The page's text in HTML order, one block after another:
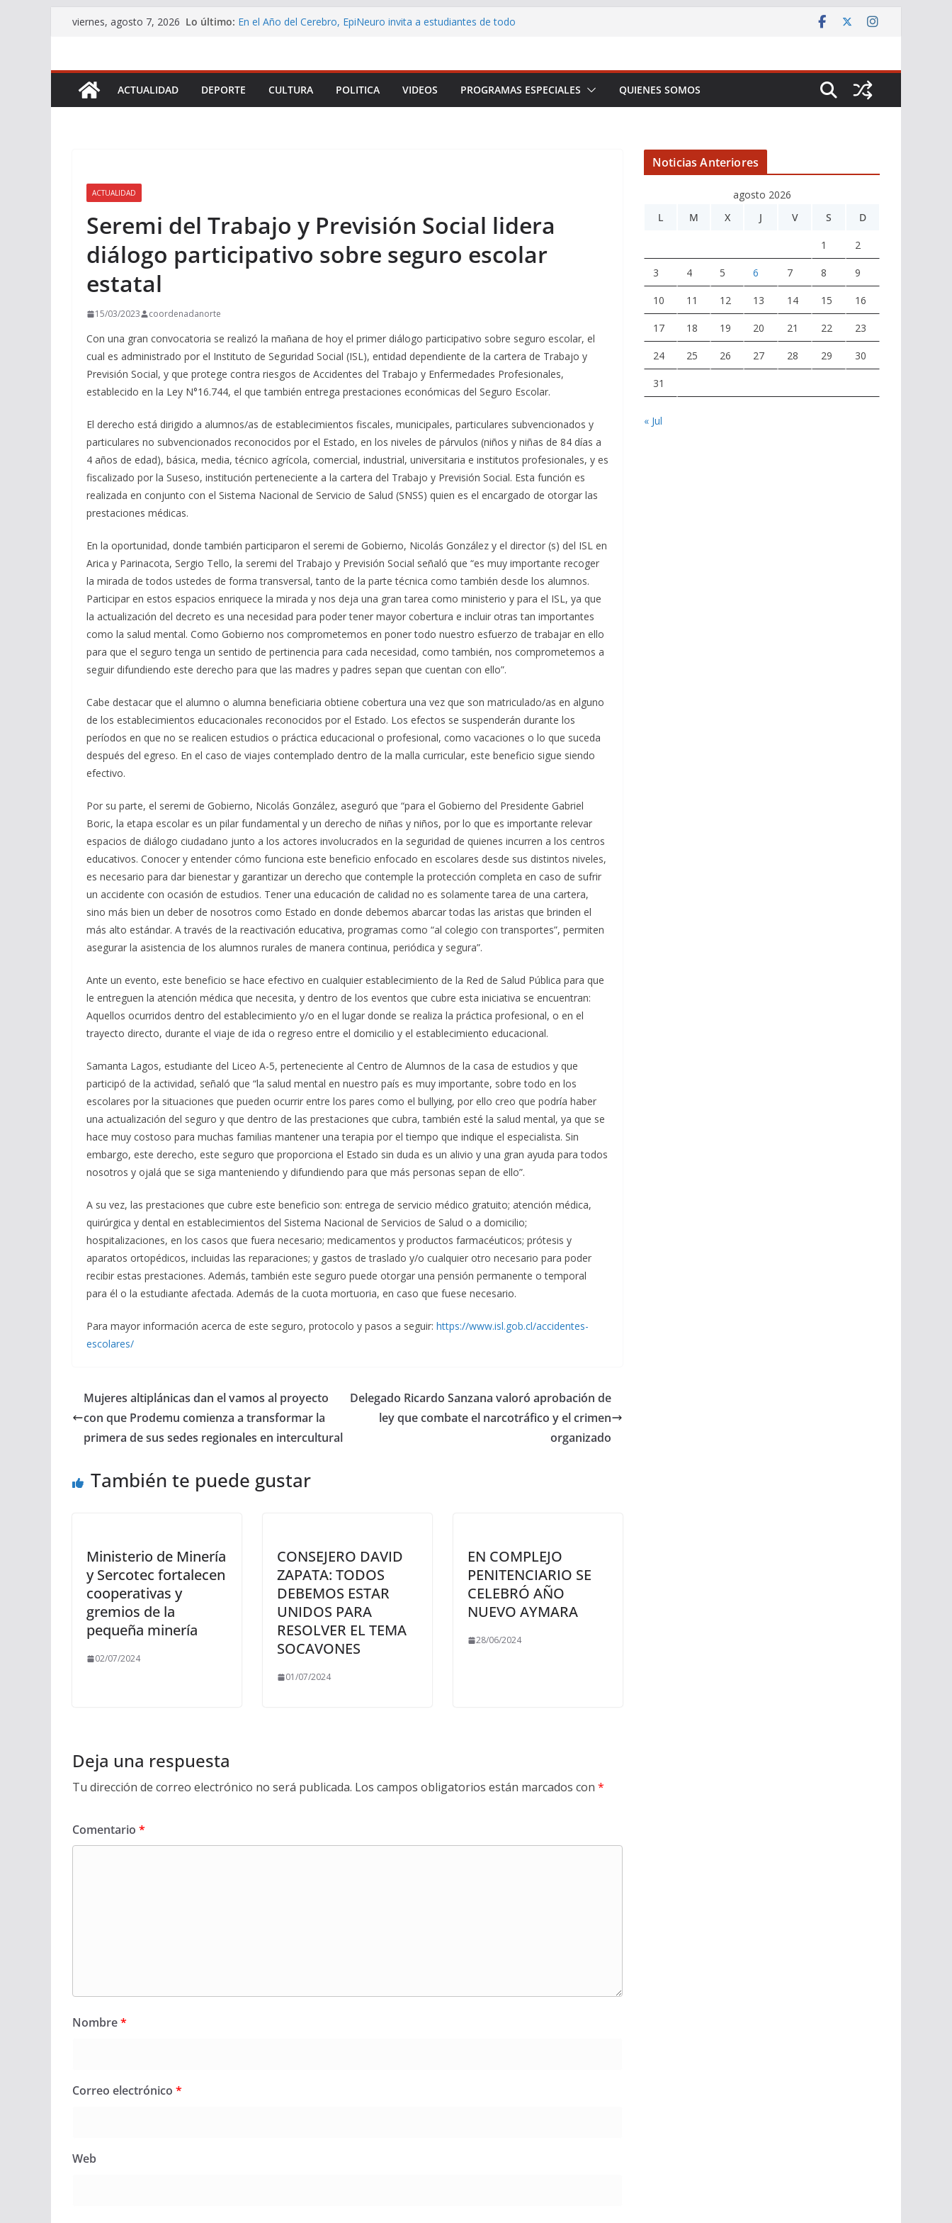
Saltarviernes, agosto 7, 2026 Lo último: En el Año del Cerebro, EpiNeuro invita a estudiantes de todo
Servicio de Salud Arica y Parinacota realizó feria para
promover los beneficios de la lactancia materna
ACTUALIDAD DEPORTE CULTURA POLITICA VIDEOS PROGRAMAS ESPECIALES QUIENES SOMOS
ACTUALIDAD
Seremi del Trabajo y Previsión Social lidera
diálogo participativo sobre seguro escolar
estatal
15/03/2023 coordenadanorte
Con una gran convocatoria se realizó la mañana de hoy el primer diálogo participativo sobre seguro escolar, el
cual es administrado por el Instituto de Seguridad Social (ISL), entidad dependiente de la cartera de Trabajo y
Previsión Social, y que protege contra riesgos de Accidentes del Trabajo y Enfermedades Profesionales,
establecido en la Ley N°16.744, el que también entrega prestaciones económicas del Seguro Escolar.
El derecho está dirigido a alumnos/as de establecimientos fiscales, municipales, particulares subvencionados y
particulares no subvencionados reconocidos por el Estado, en los niveles de párvulos (niños y niñas de 84 días a
4 años de edad), básica, media, técnico agrícola, comercial, industrial, universitaria e institutos profesionales, y es
fiscalizado por la Suseso, institución perteneciente a la cartera del Trabajo y Previsión Social. Esta función es
realizada en conjunto con el Sistema Nacional de Servicio de Salud (SNSS) quien es el encargado de otorgar las
prestaciones médicas.
En la oportunidad, donde también participaron el seremi de Gobierno, Nicolás González y el director (s) del ISL en
Arica y Parinacota, Sergio Tello, la seremi del Trabajo y Previsión Social señaló que “es muy importante recoger
la mirada de todos ustedes de forma transversal, tanto de la parte técnica como también desde los alumnos.
Participar en estos espacios enriquece la mirada y nos deja una gran tarea como ministerio y para el ISL, ya que
la actualización del decreto es una necesidad para poder tener mayor cobertura e incluir otras tan importantes
como la salud mental. Como Gobierno nos comprometemos en poner todo nuestro esfuerzo de trabajar en ello
para que el seguro tenga un sentido de pertinencia para cada necesidad, como también, nos comprometemos a
seguir difundiendo este derecho para que las madres y padres sepan que cuentan con ello”.
Cabe destacar que el alumno o alumna beneficiaria obtiene cobertura una vez que son matriculado/as en alguno
de los establecimientos educacionales reconocidos por el Estado. Los efectos se suspenderán durante los
períodos en que no se realicen estudios o práctica educacional o profesional, como vacaciones o lo que suceda
después del egreso. En el caso de viajes contemplado dentro de la malla curricular, este beneficio sigue siendo
efectivo.
Por su parte, el seremi de Gobierno, Nicolás González, aseguró que “para el Gobierno del Presidente Gabriel
Boric, la etapa escolar es un pilar fundamental y un derecho de niñas y niños, por lo que es importante relevar
espacios de diálogo ciudadano junto a los actores involucrados en la seguridad de quienes incurren a los centros
educativos. Conocer y entender cómo funciona este beneficio enfocado en escolares desde sus distintos niveles,
es necesario para dar bienestar y garantizar un derecho que contemple la protección completa en caso de sufrir
un accidente con ocasión de estudios. Tener una educación de calidad no es solamente tarea de una cartera,
sino más bien un deber de nosotros como Estado en donde debemos abarcar todas las aristas que brinden el
más alto estándar. A través de la reactivación educativa, programas como “al colegio con transportes”, permiten
asegurar la asistencia de los alumnos rurales de manera continua, periódica y segura”.
Ante un evento, este beneficio se hace efectivo en cualquier establecimiento de la Red de Salud Pública para que
le entreguen la atención médica que necesita, y dentro de los eventos que cubre esta iniciativa se encuentran:
Aquellos ocurridos dentro del establecimiento y/o en el lugar donde se realiza la práctica profesional, o en el
trayecto directo, durante el viaje de ida o regreso entre el domicilio y el establecimiento educacional.
Samanta Lagos, estudiante del Liceo A-5, perteneciente al Centro de Alumnos de la casa de estudios y que
participó de la actividad, señaló que “la salud mental en nuestro país es muy importante, sobre todo en los
escolares por la situaciones que pueden ocurrir entre los pares como el bullying, por ello creo que podría haber
una actualización del seguro y que dentro de las prestaciones que cubra, también esté la salud mental, ya que se
hace muy costoso para muchas familias mantener una terapia por el tiempo que indique el especialista. Sin
embargo, este derecho, este seguro que proporciona el Estado sin duda es un alivio y una gran ayuda para todos
nosotros y ojalá que se siga manteniendo y difundiendo para que más personas sepan de ello”.
A su vez, las prestaciones que cubre este beneficio son: entrega de servicio médico gratuito; atención médica,
quirúrgica y dental en establecimientos del Sistema Nacional de Servicios de Salud o a domicilio;
hospitalizaciones, en los casos que fuera necesario; medicamentos y productos farmacéuticos; prótesis y
aparatos ortopédicos, incluidas las reparaciones; y gastos de traslado y/o cualquier otro necesario para poder
recibir estas prestaciones. Además, también este seguro puede otorgar una pensión permanente o temporal
para él o la estudiante afectada. Además de la cuota mortuoria, en caso que fuese necesario.
Para mayor información acerca de este seguro, protocolo y pasos a seguir: https://www.isl.gob.cl/accidentes-
escolares/
Mujeres altiplánicas dan el vamos al proyecto
con que Prodemu comienza a transformar la
primera de sus sedes regionales en intercultural
Delegado Ricardo Sanzana valoró aprobación de
ley que combate el narcotráfico y el crimen
organizado
También te puede gustar
Ministerio de Minería
y Sercotec fortalecen
cooperativas y
gremios de la
pequeña minería
02/07/2024
CONSEJERO DAVID
ZAPATA: TODOS
DEBEMOS ESTAR
UNIDOS PARA
RESOLVER EL TEMA
SOCAVONES
01/07/2024
EN COMPLEJO
PENITENCIARIO SE
CELEBRÓ AÑO
NUEVO AYMARA
28/06/2024
Deja una respuesta
Tu dirección de correo electrónico no será publicada. Los campos obligatorios están marcados con *
Comentario *
Nombre*
Correo electrónico *
Web
Noticias Anteriores
agosto 2026
L
M X J V S D
1 2
3 4 5 6 7 8 9
10 11 12 13 14 15 16
17 18 19 20 21 22 23
24 25 26 27 28 29 30
31
« Jul